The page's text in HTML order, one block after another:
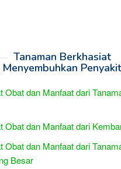
Tanaman Berkhasiat
Menyembuhkan Penyakit
Obat dan Manfaat dari
Obat dan Manfaat dari
Obat dan Manfaat dari
Besar